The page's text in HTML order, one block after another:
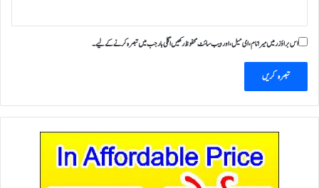
اس براؤزر میں میرا نام، ای میل، اور ویب سائٹ محفوظ رکھیں اگلی بار جب میں تبصرہ کرنے کےلیے۔